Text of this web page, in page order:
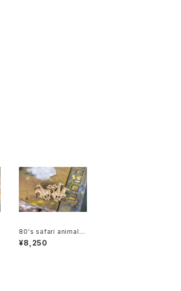
80's safari animal
metal Brooch
¥8,250